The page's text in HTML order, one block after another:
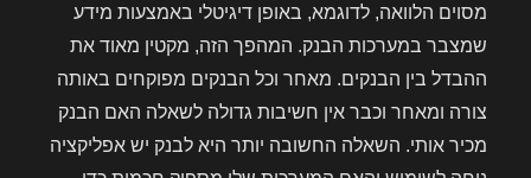
מסוים הלוואה, לדוגמא, באופן דיגיטלי באמצעות מידע
שמצבר במערכות הבנק. המהפך הזה, מקטין מאוד את
ההבדל בין הבנקים. מאחר וכל הבנקים מפוקחים באותה
צורה ומאחר וכבר אין חשיבות גדולה לשאלה האם הבנק
מכיר אותי. השאלה החשובה יותר היא לבנק יש אפליקציה